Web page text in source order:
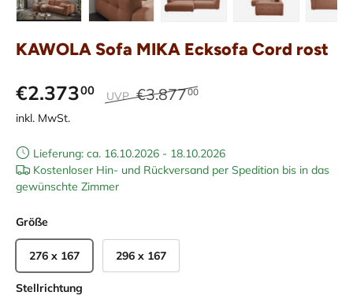
KAWOLA Sofa MIKA Ecksofa Cord rost
€2.37300 UVP €3.87700
inkl. MwSt.
Lieferung: ca. 16.10.2026 - 18.10.2026
Kostenloser Hin- und Rückversand per Spedition bis in das
gewünschte Zimmer
Größe
276 x 167 296 x 167
Stellrichtung